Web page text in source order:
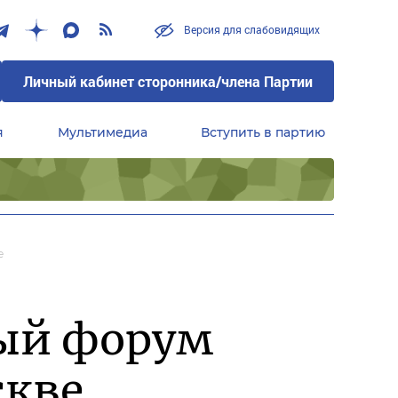
Версия для слабовидящих
Личный кабинет сторонника/члена Партии
Мультимедиа Вступить в партию
форум